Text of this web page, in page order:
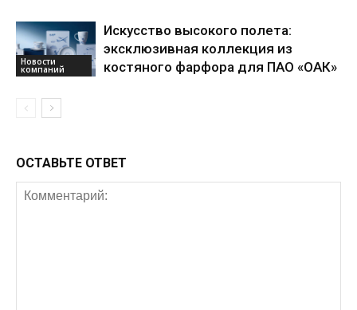
Новости
компаний
Искусство высокого полета:
эксклюзивная коллекция из
костяного фарфора для ПАО «ОАК»
ОСТАВЬТЕ ОТВЕТ